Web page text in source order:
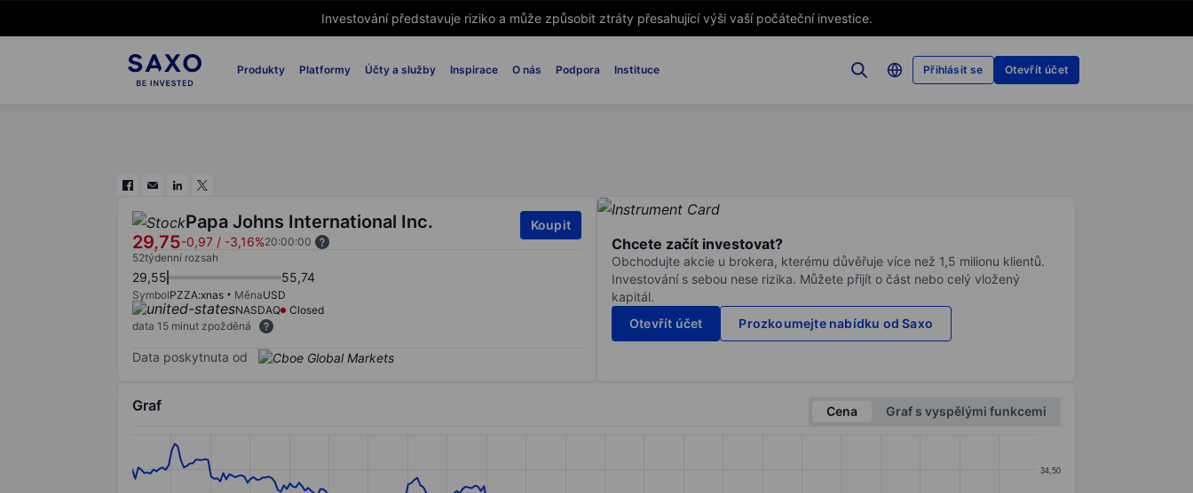
Investování představuje riziko a může způsobit ztráty přesahující výši vaší počáteční investice.
Produkty Platformy Účty a služby Inspirace O nás Podpora Instituce Přihlásit se Otevřít účet
Papa Johns International Inc.
29,75-0,97 / -3,16%20:00:00
Koupit
52týdenní rozsah
29,55 55,74
SymbolPZZA:xnas MěnaUSD
NASDAQ
Closed
data 15 minut zpožděná
Data poskytnuta od
Chcete začít investovat?
Obchodujte akcie u brokera, kterému důvěřuje více než 1,5 milionu klientů.
Investování s sebou nese rizika. Můžete přijít o část nebo celý vložený
kapitál.
Otevřít účet
Prozkoumejte nabídku od Saxo
Graf Cena
Graf s vyspělými funkcemi
Line chart with 299 data points.
34,50